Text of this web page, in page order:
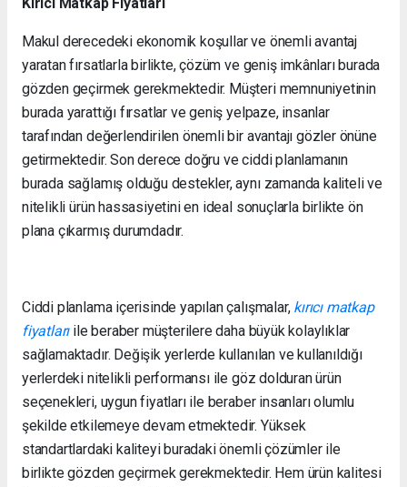
Makul derecedeki ekonomik koşullar ve önemli avantaj
yaratan fırsatlarla birlikte, çözüm ve geniş imkânları burada
gözden geçirmek gerekmektedir. Müşteri memnuniyetinin
burada yarattığı fırsatlar ve geniş yelpaze, insanlar
tarafından değerlendirilen önemli bir avantajı gözler önüne
getirmektedir. Son derece doğru ve ciddi planlamanın
burada sağlamış olduğu destekler, aynı zamanda kaliteli ve
nitelikli ürün hassasiyetini en ideal sonuçlarla birlikte ön
plana çıkarmış durumdadır.
Ciddi planlama içerisinde yapılan çalışmalar, kırıcı matkap
fiyatlarıile beraber müşterilere daha büyük kolaylıklar
sağlamaktadır. Değişik yerlerde kullanılan ve kullanıldığı
yerlerdeki nitelikli performansı ile göz dolduran ürün
seçenekleri, uygun fiyatları ile beraber insanları olumlu
şekilde etkilemeye devam etmektedir. Yüksek
standartlardaki kaliteyi buradaki önemli çözümler ile
birlikte gözden geçirmek gerekmektedir. Hem ürün kalitesi